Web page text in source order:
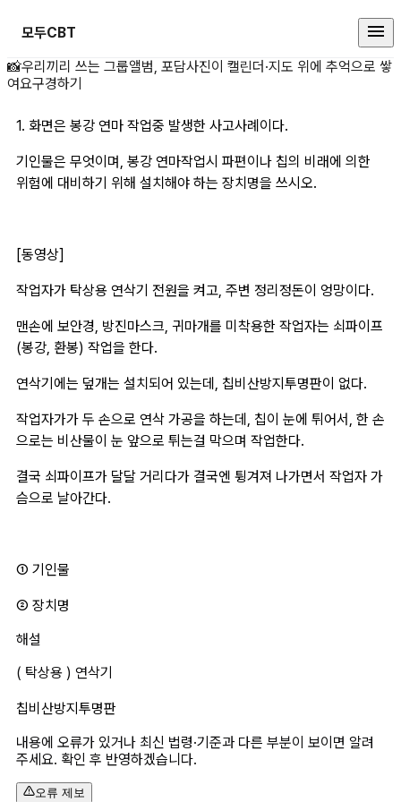
모두CBT
1. 화면은 봉강 연마 상세 페이지
📸우리끼리 쓰는 그룹앨범, 포담사진이 캘린더·지도 위에 추억으로 쌓
여요구경하기
1. 화면은 봉강 연마 작업중 발생한 사고사례이다.
기인물은 무엇이며, 봉강 연마작업시 파편이나 칩의 비래에 의한
위험에 대비하기 위해 설치해야 하는 장치명을 쓰시오.
[동영상]
작업자가 탁상용 연삭기 전원을 켜고, 주변 정리정돈이 엉망이다.
맨손에 보안경, 방진마스크, 귀마개를 미착용한 작업자는 쇠파이프
(봉강, 환봉) 작업을 한다.
연삭기에는 덮개는 설치되어 있는데, 칩비산방지투명판이 없다.
작업자가가 두 손으로 연삭 가공을 하는데, 칩이 눈에 튀어서, 한 손
으로는 비산물이 눈 앞으로 튀는걸 막으며 작업한다.
결국 쇠파이프가 달달 거리다가 결국엔 튕겨져 나가면서 작업자 가
슴으로 날아간다.
① 기인물
② 장치명
해설
( 탁상용 ) 연삭기
칩비산방지투명판
내용에 오류가 있거나 최신 법령·기준과 다른 부분이 보이면 알려
주세요. 확인 후 반영하겠습니다.
오류 제보